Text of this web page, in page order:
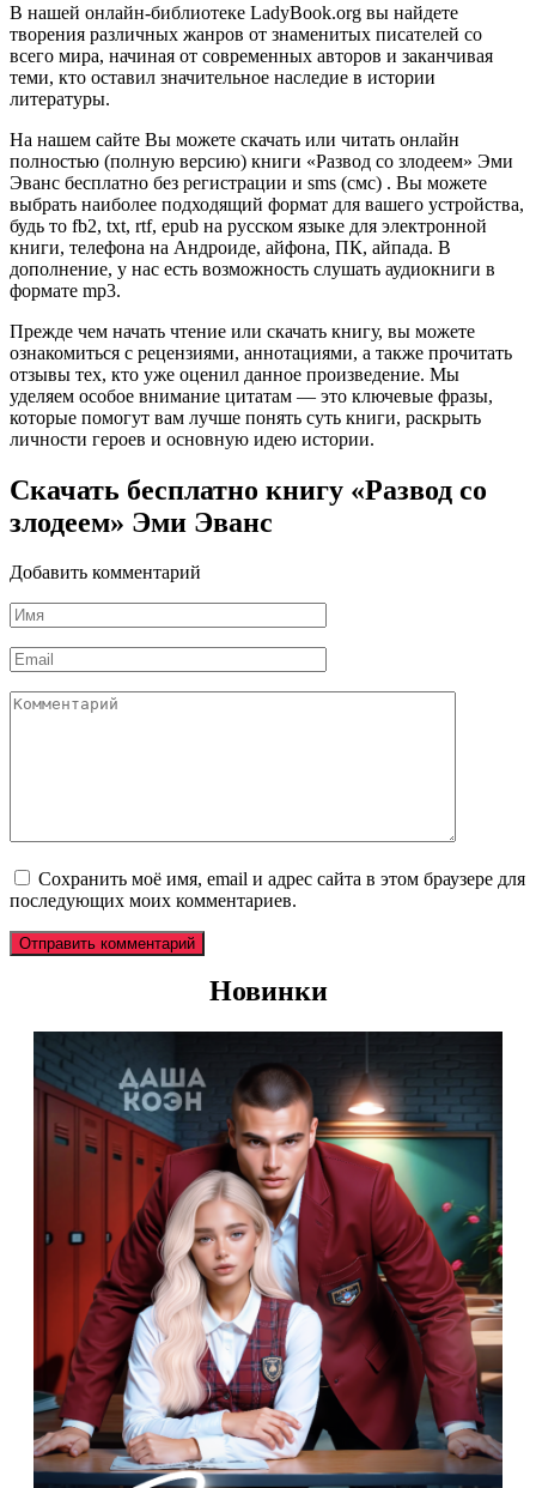
В нашей онлайн-библиотеке LadyBook.org вы найдете
творения различных жанров от знаменитых писателей со
всего мира, начиная от современных авторов и заканчивая
теми, кто оставил значительное наследие в истории
литературы.
На нашем сайте Вы можете скачать или читать онлайн
полностью (полную версию) книги «Развод со злодеем» Эми
Эванс бесплатно без регистрации и sms (смс) . Вы можете
выбрать наиболее подходящий формат для вашего устройства,
будь то fb2, txt, rtf, epub на русском языке для электронной
книги, телефона на Андроиде, айфона, ПК, айпада. В
дополнение, у нас есть возможность слушать аудиокниги в
формате mp3.
Прежде чем начать чтение или скачать книгу, вы можете
ознакомиться с рецензиями, аннотациями, а также прочитать
отзывы тех, кто уже оценил данное произведение. Мы
уделяем особое внимание цитатам — это ключевые фразы,
которые помогут вам лучше понять суть книги, раскрыть
личности героев и основную идею истории.
Скачать бесплатно книгу «Развод со
злодеем» Эми Эванс
Добавить комментарий
Имя
*
Email
*
Комментарий
Сохранить моё имя, email и адрес сайта в этом браузере для
последующих моих комментариев.
Новинки